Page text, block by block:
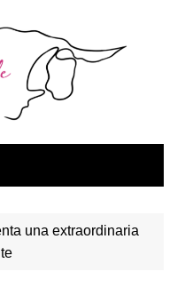
una extraordinaria